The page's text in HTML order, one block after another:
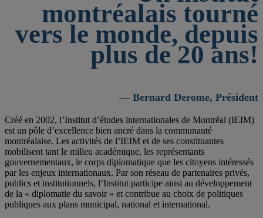
montréalais tourné
vers le monde, depuis
plus de 20 ans!
— Bernard Derome, Président
Créé en 2002, l’Institut d’études internationales de Montréal (IEIM)
est un pôle d’excellence bien ancré dans la communauté
montréalaise. Les activités de l’IEIM et de ses constituantes
mobilisent tant le milieu académique, les représentants
gouvernementaux, le corps diplomatique que les citoyens intéressés
par les enjeux internationaux. Par son réseau de partenaires privés,
publics et institutionnels, l’Institut participe ainsi au développement
de la « diplomatie du savoir » et contribue au choix de politiques
publiques aux plans municipal, national et international.